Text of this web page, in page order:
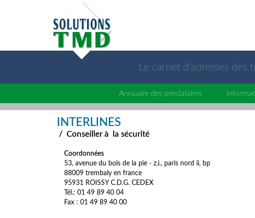
Le carnet d'adresses
Annuaire des prestataires
INTERLINES
/ Conseiller à la sécurité
Coordonnées
53, avenue du bois de la pie - z.i., paris nord ii, bp
88009 trembaly en france
95931 ROISSY C.D.G. CEDEX
Tél.: 01 49 89 40 04
Fax : 01 49 89 40 00